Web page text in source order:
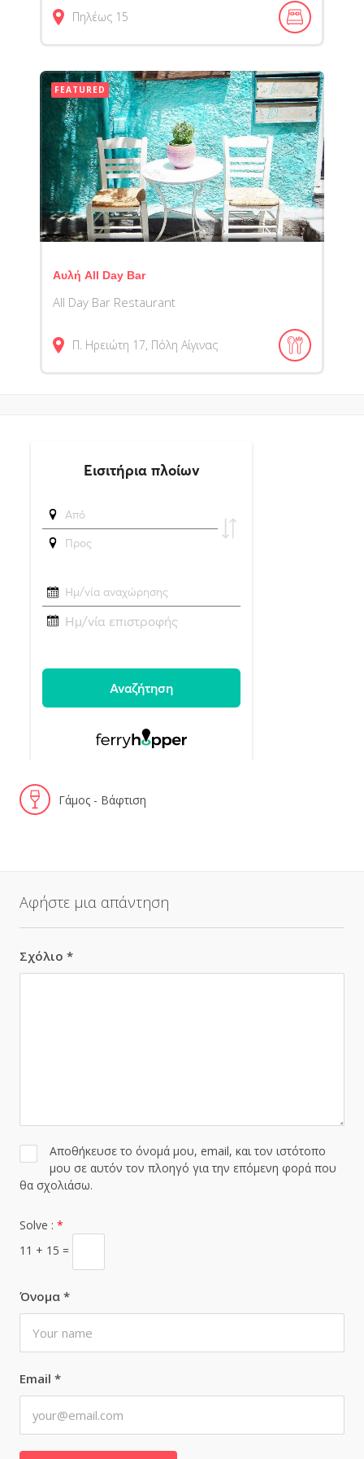
Πηλέως 15
FEATURED
Αυλή All Day Bar
All Day Bar Restaurant
Π. Ηρειώτη 17, Πόλη Αίγινας
Γάμος - Βάφτιση
Αφήστε μια απάντηση
Σχόλιο *
Όνομα *
Email *
Αποθήκευσε το όνομά μου, email, και τον ιστότοπο
μου σε αυτόν τον πλοηγό για την επόμενη φορά που
θα σχολιάσω.
Solve : *
11 + 15 =